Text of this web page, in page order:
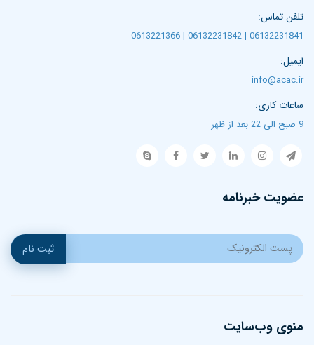
تلفن تماس:
06132231841 | 06132231842 | 0613221366
ایمیل:
info@acac.ir
ساعات کاری:
9 صبح الی 22 بعد از ظهر
عضویت خبرنامه
ثبت نام
منوی وب‌سایت